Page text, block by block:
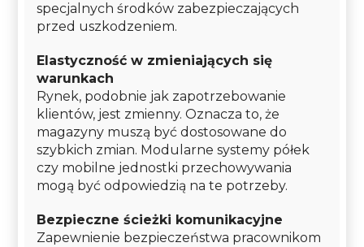
specjalnych środków zabezpieczających
przed uszkodzeniem.
Elastyczność w zmieniających się
warunkach
Rynek, podobnie jak zapotrzebowanie
klientów, jest zmienny. Oznacza to, że
magazyny muszą być dostosowane do
szybkich zmian. Modularne systemy półek
czy mobilne jednostki przechowywania
mogą być odpowiedzią na te potrzeby.
Bezpieczne ścieżki komunikacyjne
Zapewnienie bezpieczeństwa pracownikom